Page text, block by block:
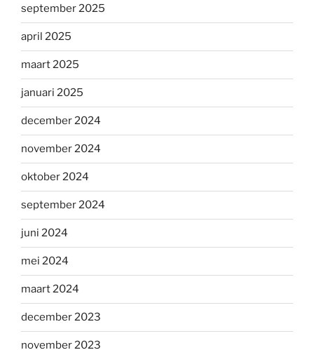
september 2025
april 2025
maart 2025
januari 2025
december 2024
november 2024
oktober 2024
september 2024
juni 2024
mei 2024
maart 2024
december 2023
november 2023